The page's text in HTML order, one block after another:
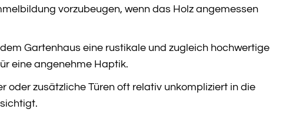
vorzubeugen, wenn das Holz angemessen
Gartenhaus eine rustikale und zugleich hochwertige
eine angenehme Haptik.
oder zusätzliche Türen oft relativ unkompliziert in die